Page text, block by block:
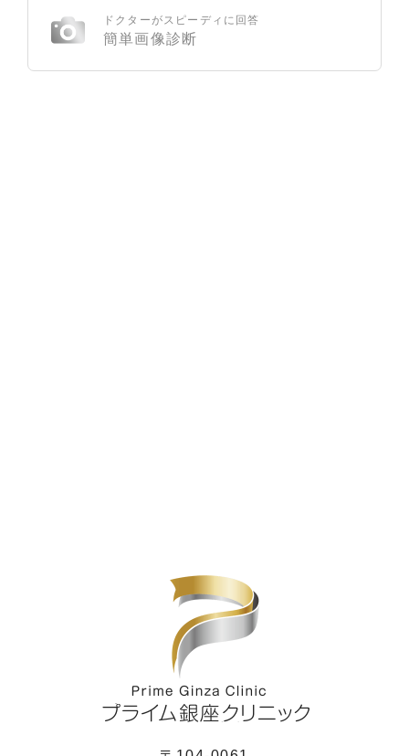
ドクターがスピーディに回答
簡単画像診断